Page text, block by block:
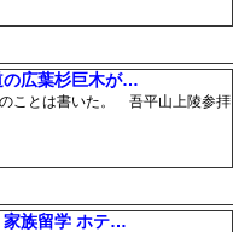
の広葉杉巨木が…
ことは書いた。 吾平山上陵参拝
家族留学 ホテ…